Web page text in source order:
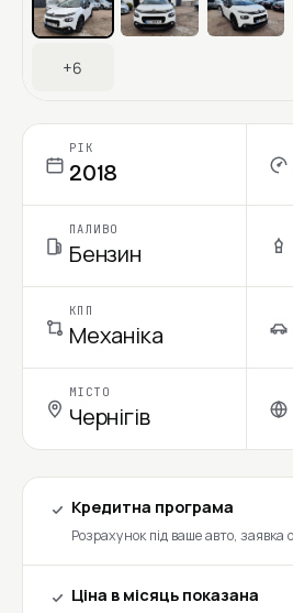
+6
РІК
2018
ПАЛИВО
Бензин
КПП
Механіка
МІСТО
Чернігів
Кредитна програма
Розрахунок під ваше авто, заявка
Ціна в місяць показана